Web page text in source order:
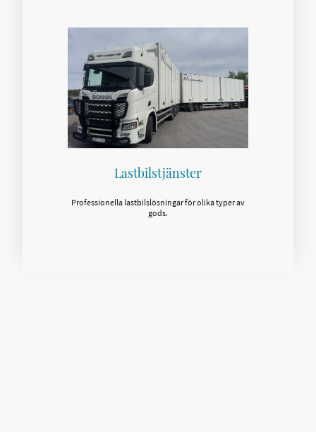
Lastbilstjänster
Professionella lastbilslösningar för olika typer av
gods.